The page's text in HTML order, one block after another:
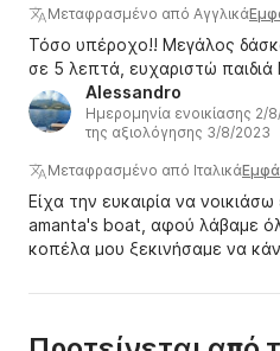
Αμάντα και τον Πάνο.
Μεταφρασμένο από Αγγλικά
Τόσο υπέροχο!! Μεγάλος
σε 5 λεπτά, ευχαριστώ παιδιά
Alessandro
Ημερομηνία ενοικίασης
της αξιολόγησης 3/8/2023
Μεταφρασμένο από Ιταλικά
Είχα την ευκαιρία να
amanta's boat, αφού λάβαμε
κοπέλα μου ξεκινήσαμε να
συντηρημένο σκάφος